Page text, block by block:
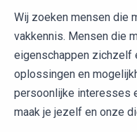
Wij zoeken mensen die
vakkennis. Mensen die
eigenschappen zichzelf
oplossingen en
persoonlijke interesses
maak je jezelf en onze